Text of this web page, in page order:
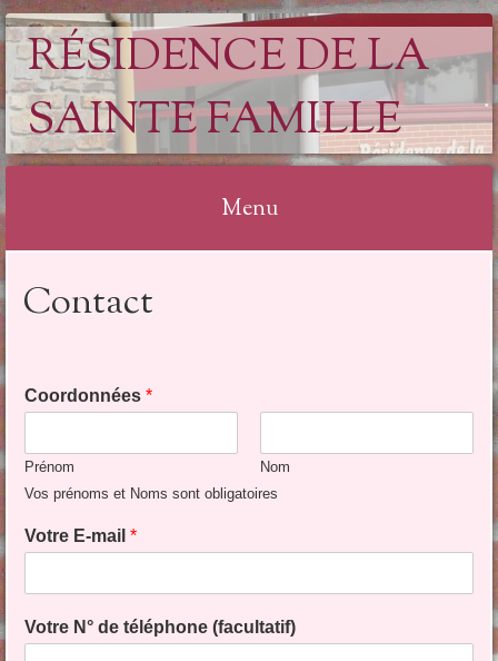
RÉSIDENCE DE LA
SAINTE FAMILLE
Menu
auContact
Coordonnées*
Prénom
Nom
Vos prénoms et Noms sont obligatoires
Votre E-mail*
Votre N° de téléphone (facultatif)